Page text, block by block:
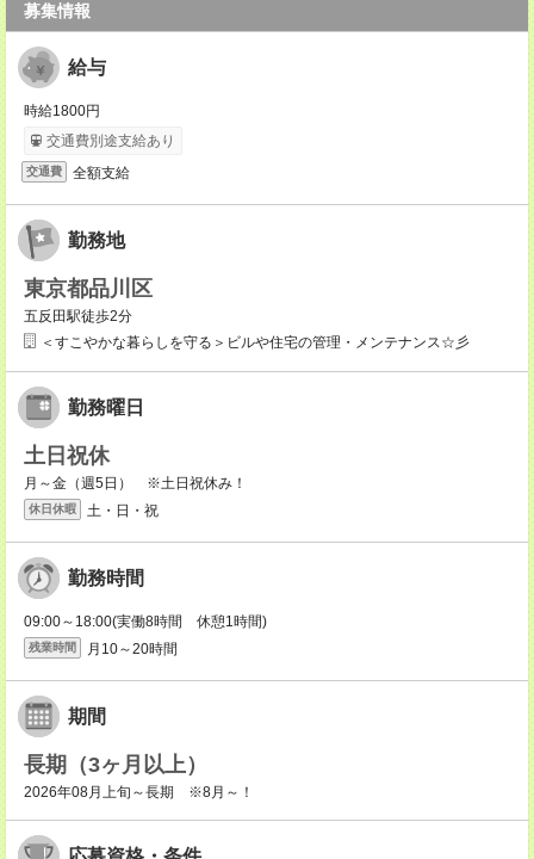
募集情報
給与
時給1800円
交通費別途支給あり
交通費 全額支給
勤務地
東京都品川区
五反田駅徒歩2分
＜すこやかな暮らしを守る＞ビルや住宅の管理・メンテナンス☆彡
勤務曜日
土日祝休
月～金（週5日） ※土日祝休み！
休日休暇 土・日・祝
勤務時間
09:00～18:00(実働8時間 休憩1時間)
残業時間 月10～20時間
期間
長期（3ヶ月以上）
2026年08月上旬～長期 ※8月～！